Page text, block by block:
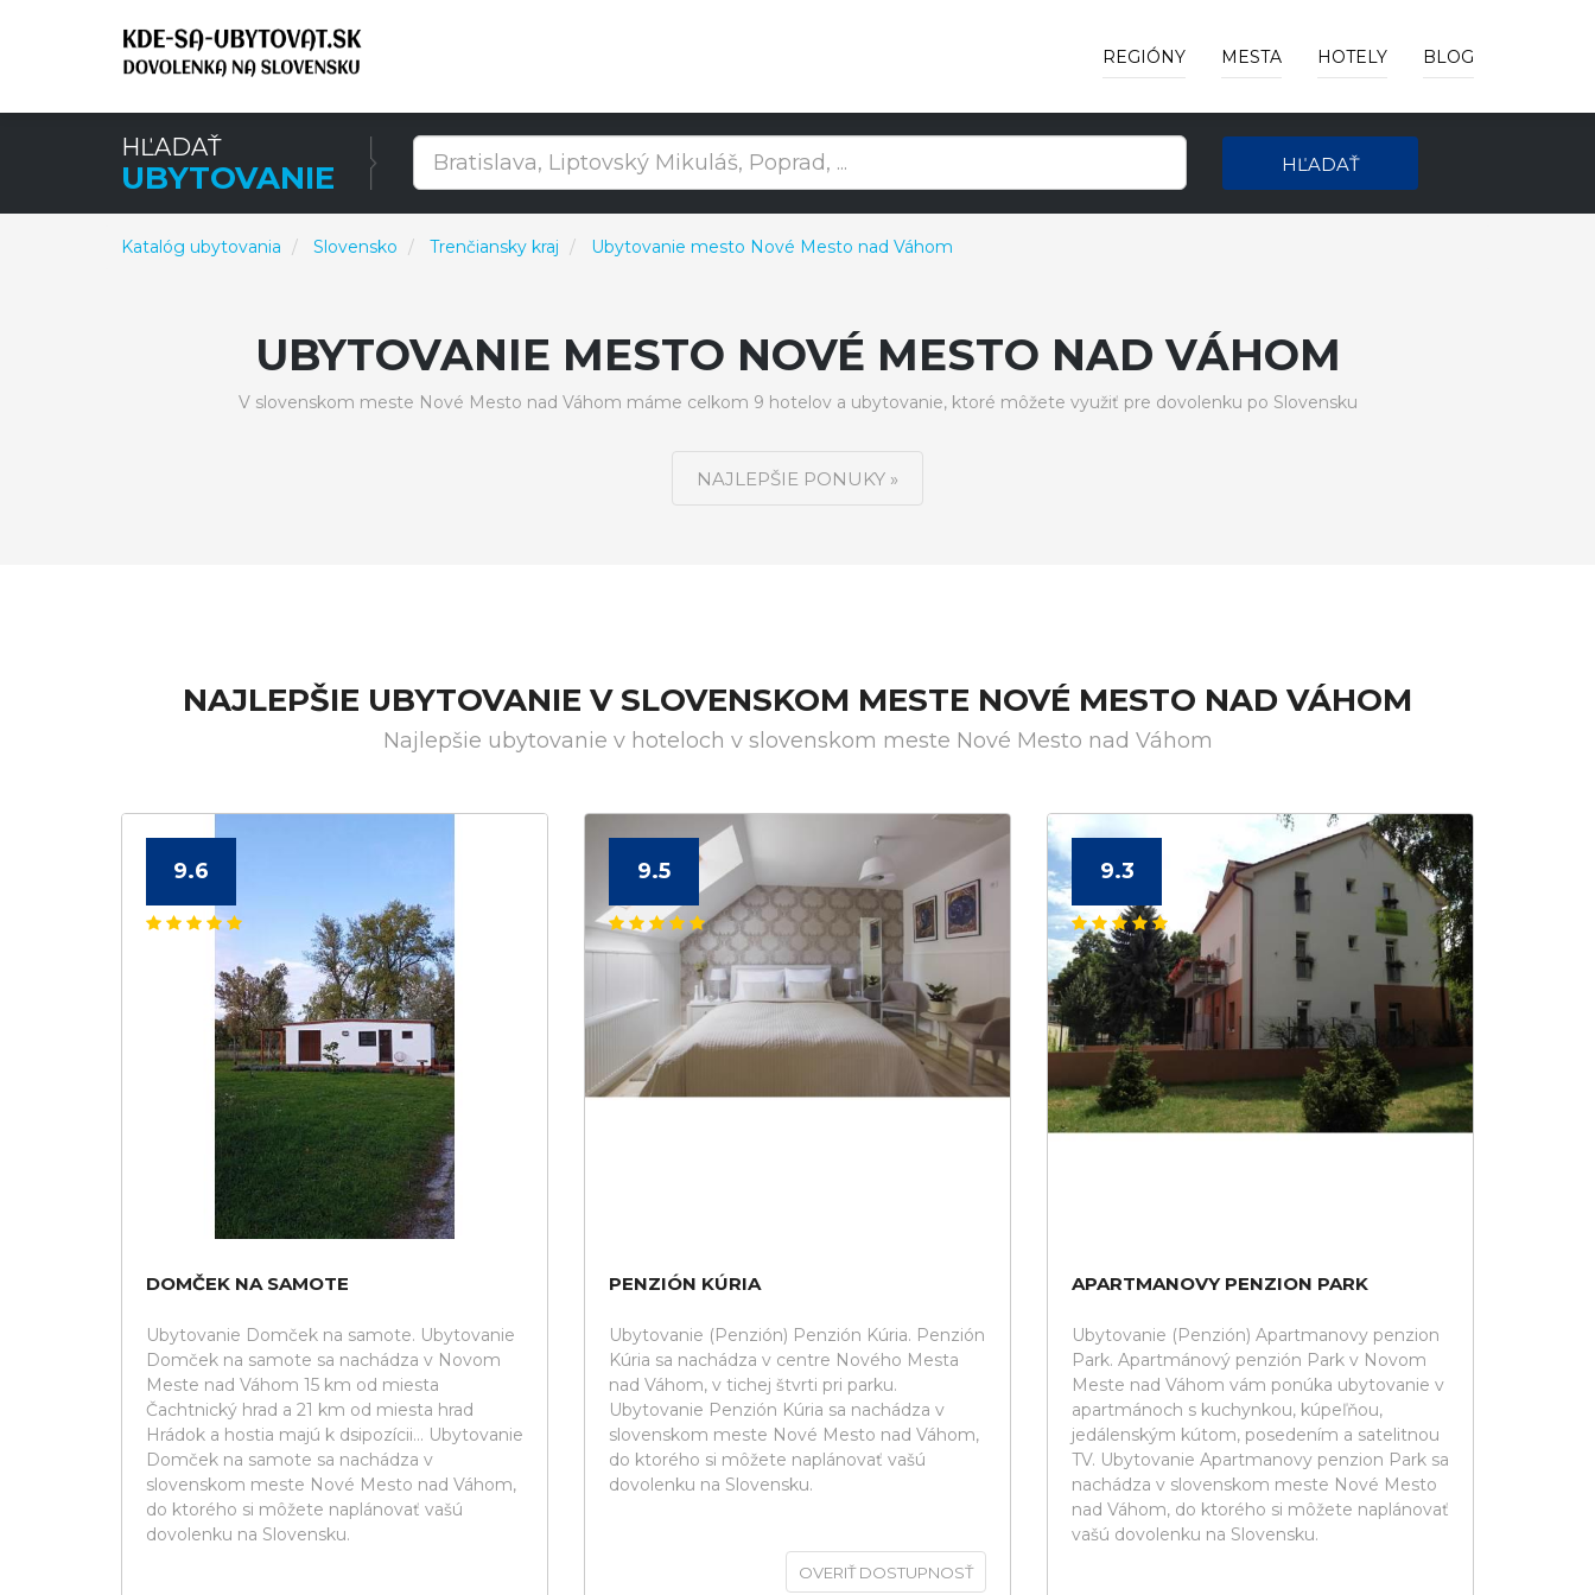
REGIÓNY MESTA HOTELY BLOG
HĽADAŤ
UBYTOVANIE HĽADAŤ
Katalóg ubytovania Slovensko Trenčiansky kraj Ubytovanie mesto Nové Mesto nad Váhom
UBYTOVANIE MESTO NOVÉ MESTO NAD VÁHOM
V slovenskom meste Nové Mesto nad Váhom máme celkom 9 hotelov a ubytovanie, ktoré môžete využiť pre dovolenku po Slovensku
NAJLEPŠIE PONUKY »
NAJLEPŠIE UBYTOVANIE V SLOVENSKOM MESTE NOVÉ MESTO NAD VÁHOM
Najlepšie ubytovanie v hoteloch v slovenskom meste Nové Mesto nad Váhom
9.6
DOMČEK NA SAMOTE
Ubytovanie Domček na samote. Ubytovanie
Domček na samote sa nachádza v Novom
Meste nad Váhom 15 km od miesta
Čachtnický hrad a 21 km od miesta hrad
Hrádok a hostia majú k dsipozícii... Ubytovanie
Domček na samote sa nachádza v
slovenskom meste Nové Mesto nad Váhom,
do ktorého si môžete naplánovať vašú
dovolenku na Slovensku.
9.5
PENZIÓN KÚRIA
Ubytovanie (Penzión) Penzión Kúria. Penzión
Kúria sa nachádza v centre Nového Mesta
nad Váhom, v tichej štvrti pri parku.
Ubytovanie Penzión Kúria sa nachádza v
slovenskom meste Nové Mesto nad Váhom,
do ktorého si môžete naplánovať vašú
dovolenku na Slovensku.
OVERIŤ DOSTUPNOSŤ
9.3
APARTMANOVY PENZION PARK
Ubytovanie (Penzión) Apartmanovy penzion
Park. Apartmánový penzión Park v Novom
Meste nad Váhom vám ponúka ubytovanie v
apartmánoch s kuchynkou, kúpeľňou,
jedálenským kútom, posedením a satelitnou
TV. Ubytovanie Apartmanovy penzion Park sa
nachádza v slovenskom meste Nové Mesto
nad Váhom, do ktorého si môžete naplánovať
vašú dovolenku na Slovensku.